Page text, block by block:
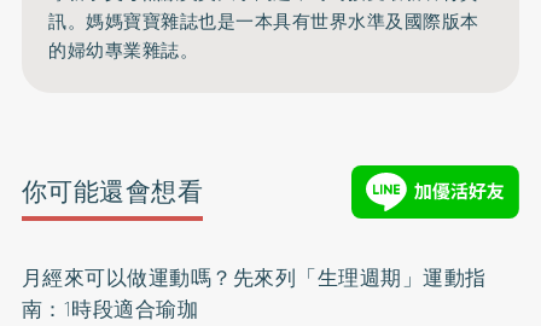
訊。媽媽寶寶雜誌也是一本具有世界水準及國際版本
的婦幼專業雜誌。
你可能還會想看
月經來可以做運動嗎？先來列「生理週期」運動指
南：1時段適合瑜珈